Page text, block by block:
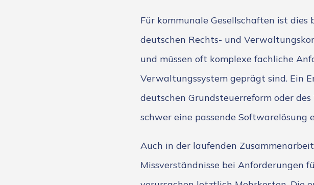
Für kommunale Gesellschaften ist
deutschen Rechts- und
und müssen oft komplexe fachliche
Verwaltungssystem geprägt sind. Ein
deutschen Grundsteuerreform oder
schwer eine passende Softwarelösung
Auch in der laufenden
Missverständnisse bei Anforderungen